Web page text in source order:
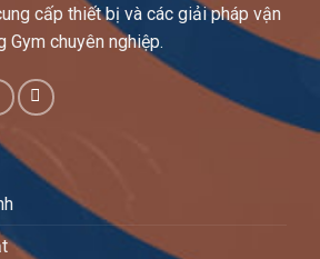
cấp thiết bị và các giải pháp vận
Gym chuyên nghiệp.